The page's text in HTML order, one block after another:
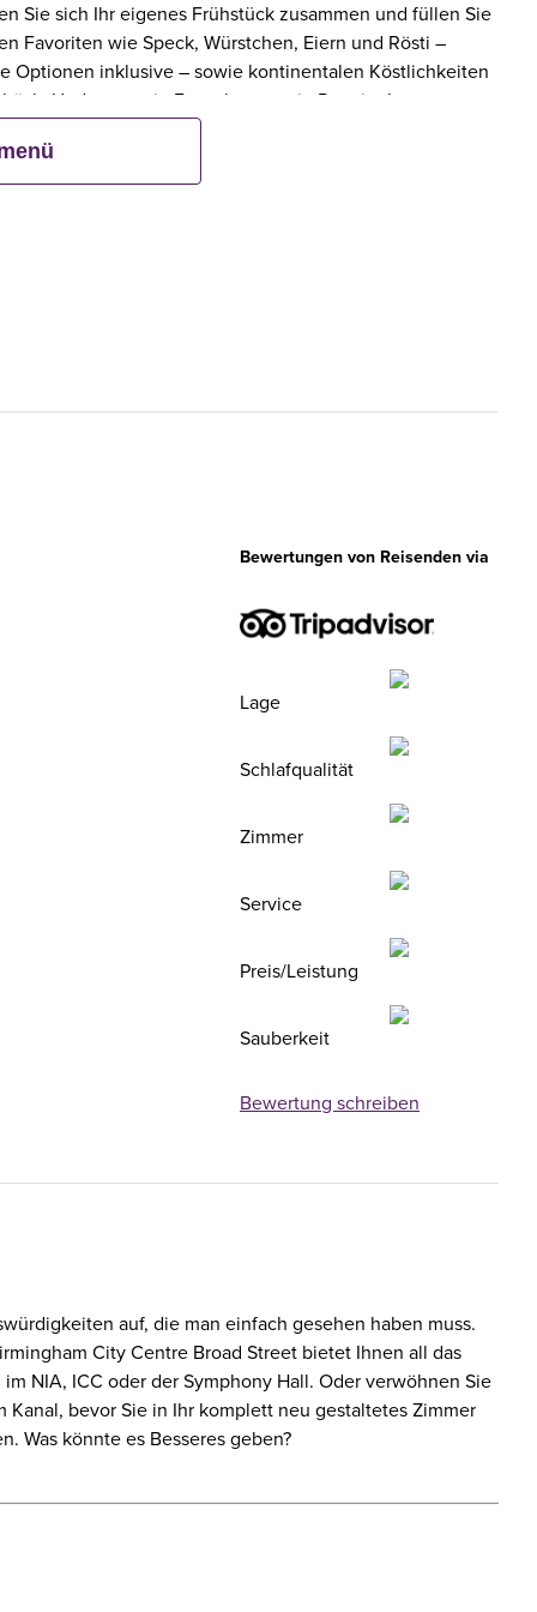
Sie sich Ihr eigenes Frühstück zusammen und füllen Sie
Favoriten wie Speck, Würstchen, Eiern und Rösti –
Optionen inklusive – sowie kontinentalen Köstlichkeiten
Und wenn ein Erwachsener ein Premier Inn-
zu zwei Kinder kostenlos mit.**
Bewertungen von Reisenden via
Lage
Schlafqualität
Zimmer
Service
Preis/Leistung
Sauberkeit
Bewertung schreiben
auf, die man einfach gesehen haben muss.
City Centre Broad Street bietet Ihnen all das
NIA, ICC oder der Symphony Hall. Oder verwöhnen Sie
bevor Sie in Ihr komplett neu gestaltetes Zimmer
Was könnte es Besseres geben?